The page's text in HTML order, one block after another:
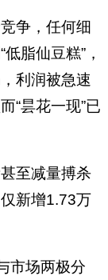
争，任何细
脂仙豆糕”，
利润被急速
“昙花一现”已
至减量搏杀
新增1.73万
市场两极分